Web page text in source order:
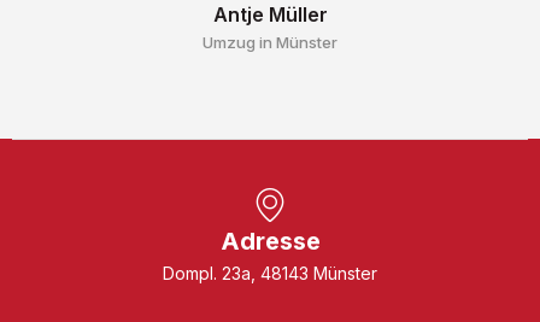
Antje Müller
Umzug in Münster
Adresse
Dompl. 23a, 48143 Münster